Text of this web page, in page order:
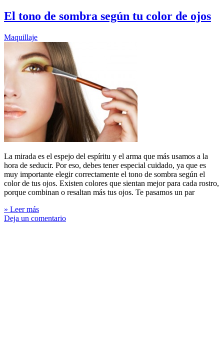
El tono de sombra según tu color de ojos
Maquillaje
La mirada es el espejo del espíritu y el arma que más usamos a la
hora de seducir. Por eso, debes tener especial cuidado, ya que es
muy importante elegir correctamente el tono de sombra según el
color de tus ojos. Existen colores que sientan mejor para cada rostro,
porque combinan o resaltan más tus ojos. Te pasamos un par
» Leer más
Deja un comentario